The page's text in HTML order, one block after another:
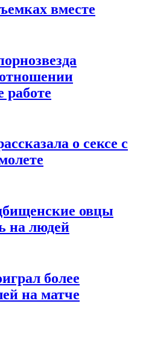
вместе
работе
о сексе с
овцы
на людей
более
на матче